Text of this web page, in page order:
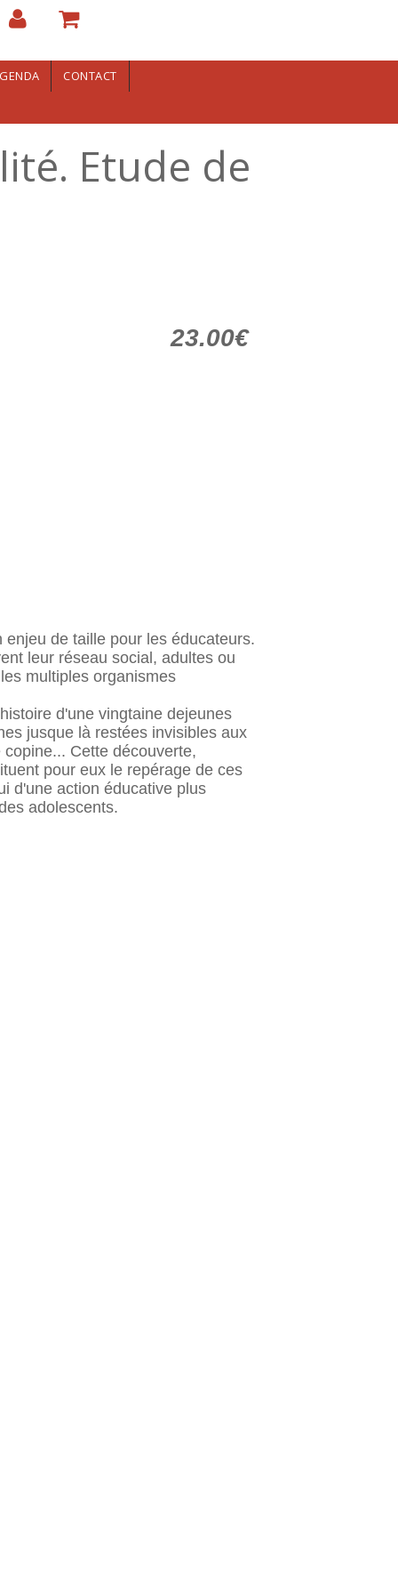
CONTACT
Etude de
23.00€
de taille pour les éducateurs.
leur réseau social, adultes ou
multiples organismes
d'une vingtaine dejeunes
jusque là restées invisibles aux
Cette découverte,
pour eux le repérage de ces
d'une action éducative plus
adolescents.